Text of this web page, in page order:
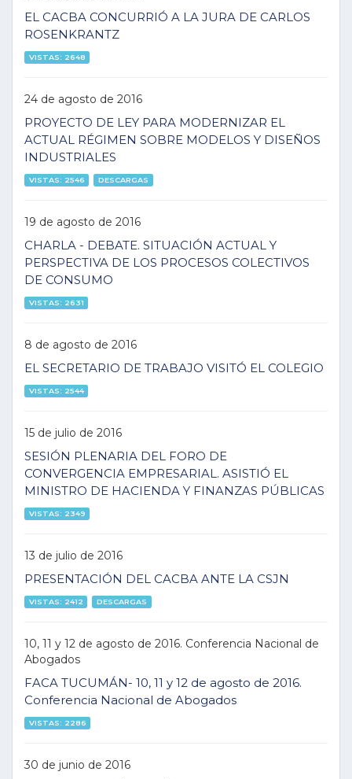
EL CACBA CONCURRIÓ A LA JURA DE CARLOS
ROSENKRANTZ
VISTAS: 2648
24 de agosto de 2016
PROYECTO DE LEY PARA MODERNIZAR EL
ACTUAL RÉGIMEN SOBRE MODELOS Y DISEÑOS
INDUSTRIALES
VISTAS: 2546 DESCARGAS
19 de agosto de 2016
CHARLA - DEBATE. SITUACIÓN ACTUAL Y
PERSPECTIVA DE LOS PROCESOS COLECTIVOS
DE CONSUMO
VISTAS: 2631
8 de agosto de 2016
EL SECRETARIO DE TRABAJO VISITÓ EL COLEGIO
VISTAS: 2544
15 de julio de 2016
SESIÓN PLENARIA DEL FORO DE
CONVERGENCIA EMPRESARIAL. ASISTIÓ EL
MINISTRO DE HACIENDA Y FINANZAS PÚBLICAS
VISTAS: 2349
13 de julio de 2016
PRESENTACIÓN DEL CACBA ANTE LA CSJN
VISTAS: 2412 DESCARGAS
10, 11 y 12 de agosto de 2016. Conferencia Nacional de
Abogados
FACA TUCUMÁN- 10, 11 y 12 de agosto de 2016.
Conferencia Nacional de Abogados
VISTAS: 2286
30 de junio de 2016